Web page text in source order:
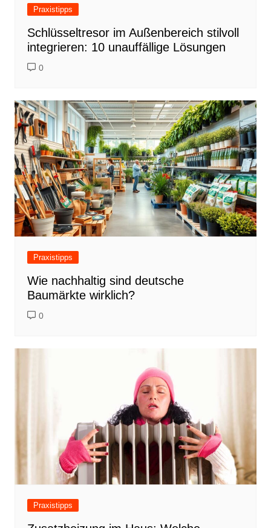
Praxistipps
Schlüsseltresor im Außenbereich stilvoll
integrieren: 10 unauffällige Lösungen
0
Praxistipps
Wie nachhaltig sind deutsche
Baumärkte wirklich?
0
Praxistipps